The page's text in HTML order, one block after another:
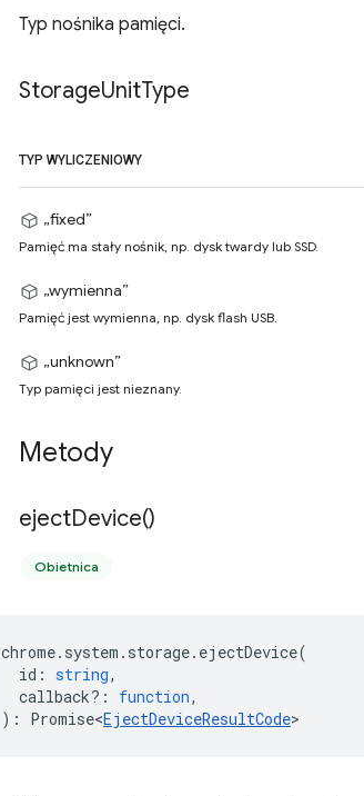
Typ nośnika pamięci.
StorageUnitType
TYP WYLICZENIOWY
„fixed”
Pamięć ma stały nośnik, np. dysk twardy lub SSD.
„wymienna”
Pamięć jest wymienna, np. dysk flash USB.
„unknown”
Typ pamięci jest nieznany.
Metody
ejectDevice()
Obietnica
chrome. system . storage. ejectDevice(
id : string,
callback? : function,
) : Promise<EjectDeviceResultCode>